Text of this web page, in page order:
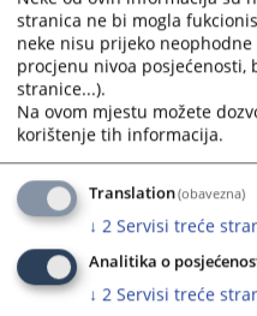
prinudnoj naplati takse.
2073
stranica ne bi mogla
neke nisu prijeko
procjenu nivoa posjećenosti,
stranice...).
Na ovom mjestu možete
korištenje tih informacija.
Translation(obavezna)
↓ 2 Servisi treće
Analitika o
↓ 2 Servisi treće